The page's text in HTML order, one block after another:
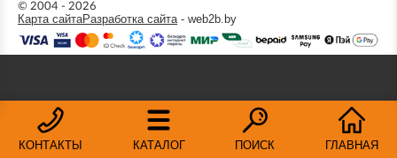
КОНТАКТЫ КАТАЛОГ ПОИСК ГЛАВНАЯ
© 2004 - 2026
Карта сайтаРазработка сайта- web2b.by